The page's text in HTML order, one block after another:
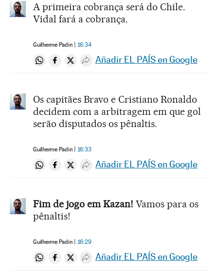
A primeira cobrança será do Chile.
Vidal fará a cobrança.
Guilherme Padin 16:34
Compartir en Whatsapp
Compartir en Facebook
Compartir en Twitter
Desplegar Redes Sociales
Añadir EL PAÍS en Google
Os capitães Bravo e Cristiano Ronaldo
decidem com a arbitragem em que gol
serão disputados os pênaltis.
Guilherme Padin 16:33
Compartir en Whatsapp
Compartir en Facebook
Compartir en Twitter
Desplegar Redes Sociales
Añadir EL PAÍS en Google
Fim de jogo em Kazan! Vamos para os
pênaltis!
Guilherme Padin 16:29
Compartir en Whatsapp
Compartir en Facebook
Compartir en Twitter
Desplegar Redes Sociales
Añadir EL PAÍS en Google